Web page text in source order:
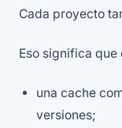
Cada proyecto
Eso significa
una cache
versiones;